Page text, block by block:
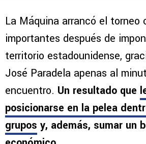
La Máquina arrancó el torneo
importantes después de
territorio estadounidense,
José Paradela apenas al
encuentro. Un resultado que
posicionarse en la pelea
grupos y, además, sumar un